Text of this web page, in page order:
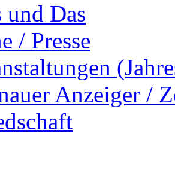
und Das
/ Presse
Anzeiger /